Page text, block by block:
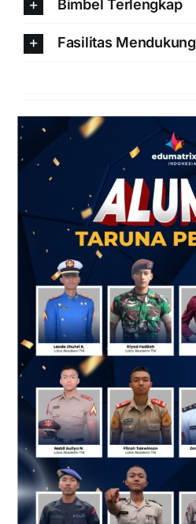
Bimbel Terlengkap
Fasilitas Mendukung